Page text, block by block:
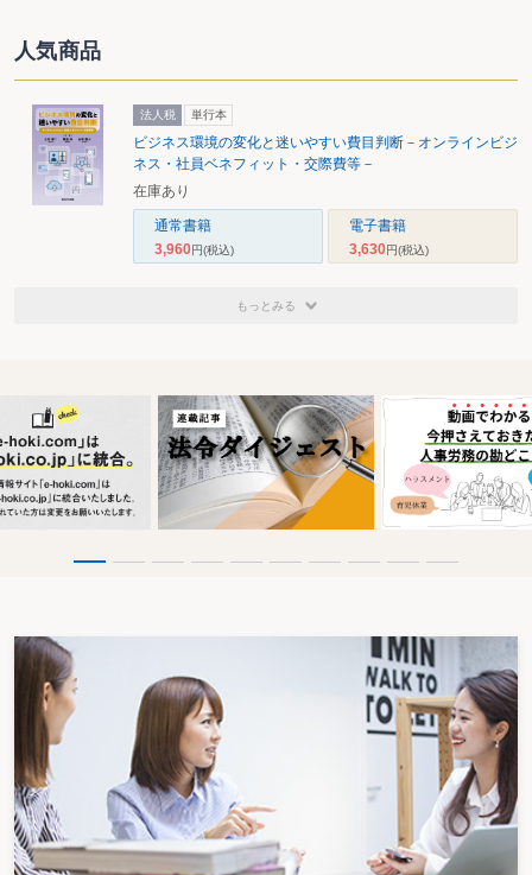
人気商品
法人税 単行本
ビジネス環境の変化と迷いやすい費目判断－オンラインビジ
ネス・社員ベネフィット・交際費等－
在庫あり
通常書籍
3,960円(税込)
電子書籍
3,630円(税込)
もっとみる